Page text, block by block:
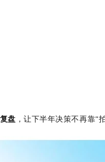
盘 ，让下半年决策不再靠"